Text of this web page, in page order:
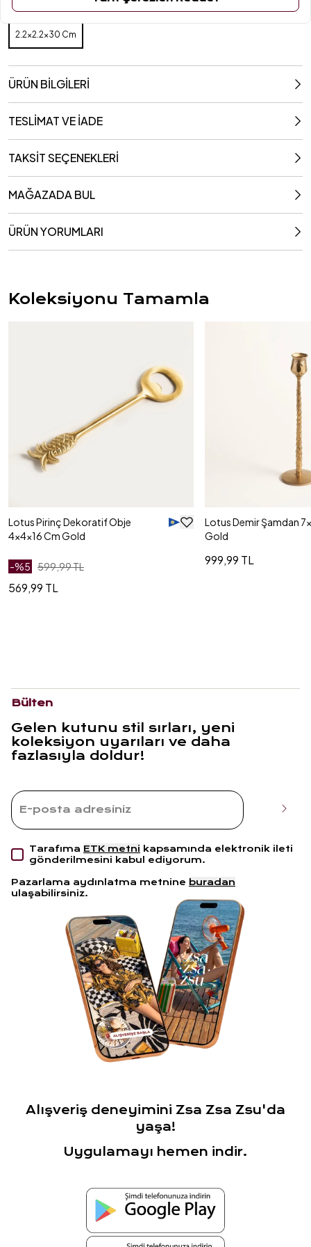
Ölçüler2.2x2.2x30 Cm
2.2x2.2x30 Cm
ÜRÜN BİLGİLERİ
TESLİMAT VE İADE
TAKSİT SEÇENEKLERİ
MAĞAZADA BUL
ÜRÜN YORUMLARI
Koleksiyonu Tamamla
Lotus Pirinç Dekoratif Obje
4x4x16 Cm Gold
-%5 599,99 TL
569,99 TL
Lotus Demir Şamdan
Gold
999,99 TL
Bülten
Gelen kutunu stil sırları, yeni
koleksiyon uyarıları ve daha
fazlasıyla doldur!
Tarafıma ETK metni kapsamında elektronik ileti
gönderilmesini kabul ediyorum.
Pazarlama aydınlatma metnine buradan
ulaşabilirsiniz.
Alışveriş deneyimini Zsa Zsa Zsu'da
yaşa!
Uygulamayı hemen indir.